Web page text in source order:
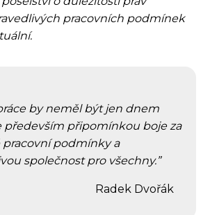
pracovních podmínek
by neměl být jen dnem
především připomínkou boje za
podmínky a
společnost pro všechny.
Radek Dvořák